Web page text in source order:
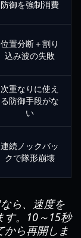
防御を強制消費
位置分断＋割り
込み波の失敗
次重なりに使え
る防御手段がな
い
連続ノックバッ
クで隊形崩壊
ら、速度を
す。10～15秒
から再開しま